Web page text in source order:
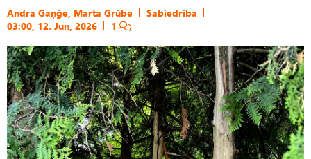
Andra Gaņģe, Marta Grūbe
Sabiedrība
03:00, 12. Jūn, 2026
1